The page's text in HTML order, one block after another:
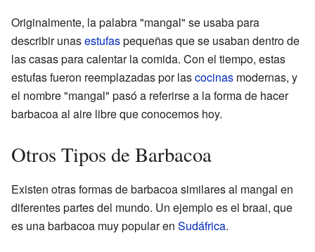
Originalmente, la palabra "mangal" se usaba para
describir unasestufaspequeñas que se usaban dentro de
las casas para calentar la comida. Con el tiempo, estas
estufas fueron reemplazadas por lascocinas modernas, y
el nombre "mangal" pasó a referirse a la forma de hacer
barbacoa al aire libre que conocemos hoy.
Otros Tipos de Barbacoa
Existen otras formas de barbacoa similares al mangal en
diferentes partes del mundo. Un ejemplo es el braai, que
es una barbacoa muy popular en Sudáfrica.